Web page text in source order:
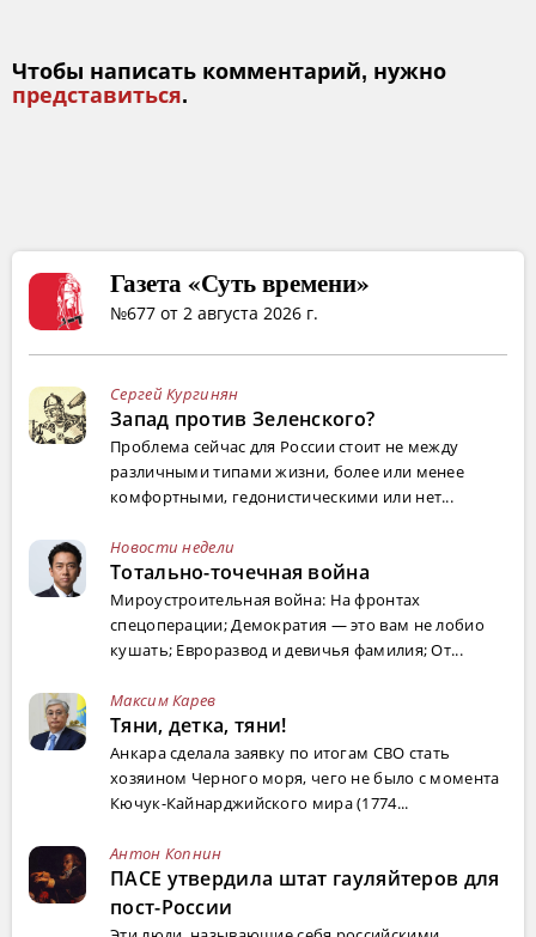
Чтобы написать комментарий, нужно
представиться.
Газета «Суть времени»
№677 от 2 августа 2026 г.
Сергей Кургинян
Запад против Зеленского?
Проблема сейчас для России стоит не между
различными типами жизни, более или менее
комфортными, гедонистическими или нет...
Новости недели
Тотально-точечная война
Мироустроительная война: На фронтах
спецоперации; Демократия — это вам не лобио
кушать; Евроразвод и девичья фамилия; От...
Максим Карев
Тяни, детка, тяни!
Анкара сделала заявку по итогам СВО стать
хозяином Черного моря, чего не было с момента
Кючук-Кайнарджийского мира (1774...
Антон Копнин
ПАСЕ утвердила штат гауляйтеров для
пост-России